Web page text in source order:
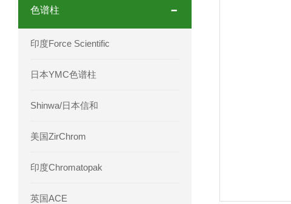
印度Force Scientific Rubitas色谱柱
色谱柱
印度Force Scientific
日本YMC色谱柱
Shinwa/日本信和
美国ZirChrom
印度Chromatopak
英国ACE